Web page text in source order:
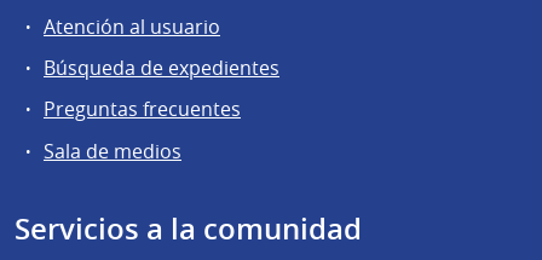
Atención al usuario
Búsqueda de expedientes
Preguntas frecuentes
Sala de medios
Servicios a la comunidad